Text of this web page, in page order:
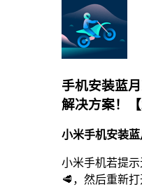
手机安装蓝
解决方案！【
小米手机安装蓝
小米手机若提
🥩，然后重新